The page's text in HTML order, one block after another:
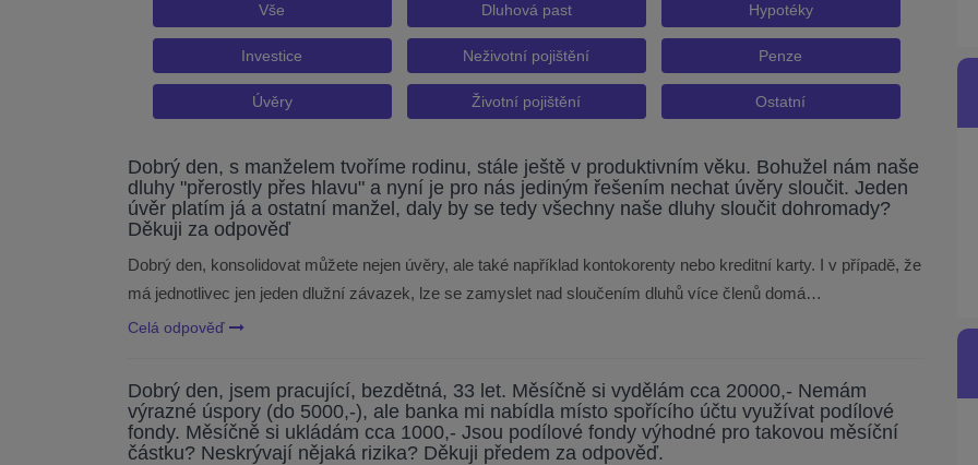
Vše Dluhová past Hypotéky
Investice Neživotní pojištění Penze
Úvěry Životní pojištění Ostatní
Dobrý den, s manželem tvoříme rodinu, stále ještě v produktivním věku. Bohužel nám naše
dluhy "přerostly přes hlavu" a nyní je pro nás jediným řešením nechat úvěry sloučit. Jeden
úvěr platím já a ostatní manžel, daly by se tedy všechny naše dluhy sloučit dohromady?
Děkuji za odpověď
Dobrý den, konsolidovat můžete nejen úvěry, ale také například kontokorenty nebo kreditní karty. I v případě, že
má jednotlivec jen jeden dlužní závazek, lze se zamyslet nad sloučením dluhů více členů domá…
Celá odpověď
Dobrý den, jsem pracující, bezdětná, 33 let. Měsíčně si vydělám cca 20000,- Nemám
výrazné úspory (do 5000,-), ale banka mi nabídla místo spořícího účtu využívat podílové
fondy. Měsíčně si ukládám cca 1000,- Jsou podílové fondy výhodné pro takovou měsíční
částku? Neskrývají nějaká rizika? Děkuji předem za odpověď.